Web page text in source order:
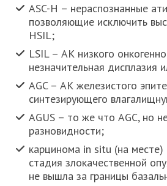
ASC-H – нераспознанные
позволяющие исключить
HSIL;
LSIL – АК низкого
незначительная дисплазия
AGC – АК железистого
синтезирующего
AGUS – то же что AGC, но
разновидности;
карцинома in situ (на месте)
стадия злокачественной
не вышла за границы